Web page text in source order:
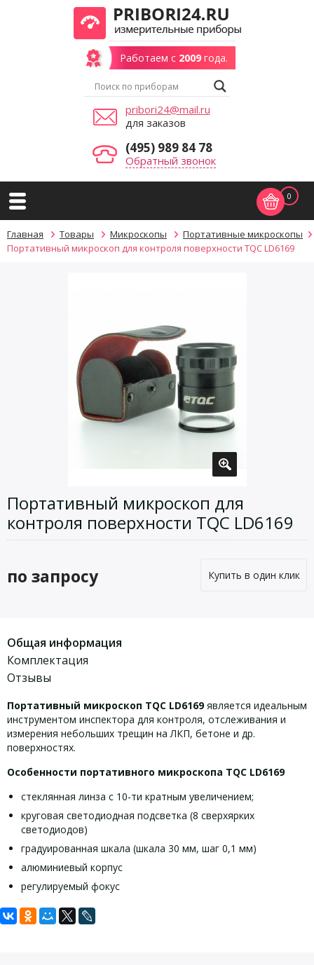
Работаем с 2009года.
pribori24@mail.ru
для заказов
(495) 989 84 78
Обратный звонок
0
Главная Товары Микроскопы
Портативные микроскопы
Портативный микроскоп для контроля поверхности TQC LD6169
Портативный микроскоп для
контроля поверхности TQC LD6169
по запросу Купить в один клик
Общая информация
Комплектация
Отзывы
Портативный микроскоп TQC LD6169является идеальным
инструментом инспектора для контроля, отслеживания и
измерения небольших трещин на ЛКП, бетоне и др.
поверхностях.
Особенности портативного микроскопа TQC LD6169
стеклянная линза с 10-ти кратным увеличением;
круговая светодиодная подсветка (8 сверхярких
светодиодов)
градуированная шкала (шкала 30 мм, шаг 0,1 мм)
алюминиевый корпус
регулируемый фокус
Содержимое упаковки портативного микроскопа TQC
Задать вопрос